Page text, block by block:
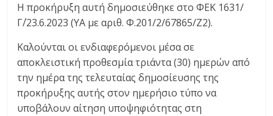
Η προκήρυξη αυτή δημοσιεύθηκε στο ΦΕΚ 1631/
Γ΄/23.6.2023 (ΥΑ με αριθ. Φ.201/2/67865/Ζ2).
Καλούνται οι ενδιαφερόμενοι μέσα σε
αποκλειστική προθεσμία τριάντα (30) ημερών από
την ημέρα της τελευταίας δημοσίευσης της
προκήρυξης αυτής στον ημερήσιο τύπο να
υποβάλουν αίτηση υποψηφιότητας στη